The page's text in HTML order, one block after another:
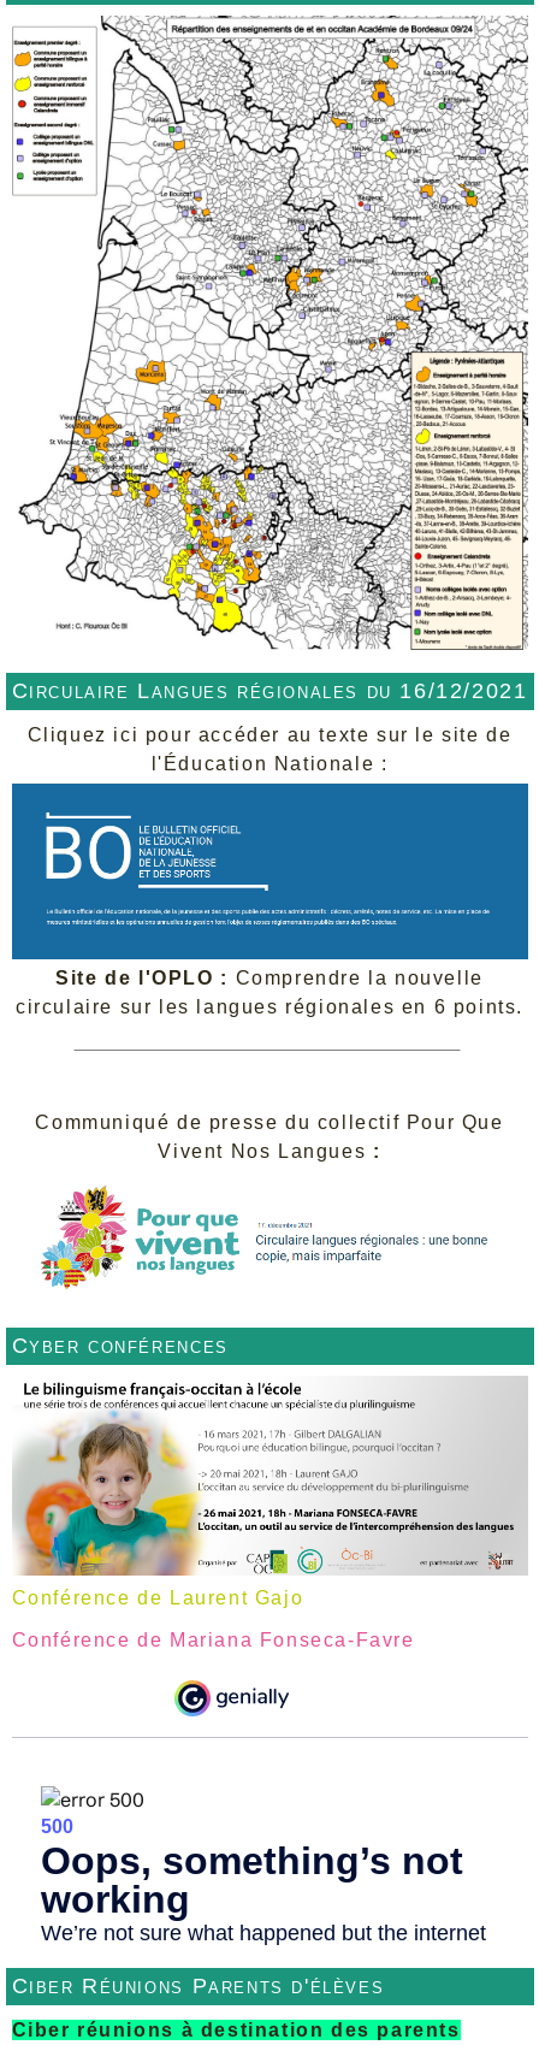
Circulaire Langues régionales du 16/12/2021
Cliquez ici pour accéder au texte sur le site de
l'Éducation Nationale :
Site de l'OPLO : Comprendre la nouvelle
circulaire sur les langues régionales en 6 points.
Communiqué de presse du collectif Pour Que
Vivent Nos Langues :
Cyber conférences
Conférence de Laurent Gajo
Conférence de Mariana Fonseca-Favre
Ciber Réunions Parents d'élèves
Ciber réunions à destination des parents